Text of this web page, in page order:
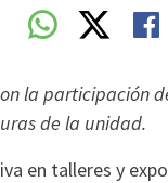
la participación
de la unidad.
en talleres y